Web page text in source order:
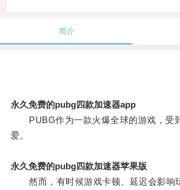
简介
永久免费的pubg四款加速器app
PUBG作为一款火爆全球的游戏，受
爱。
永久免费的pubg四款加速器苹果版
然而，有时候游戏卡顿、延迟会影响